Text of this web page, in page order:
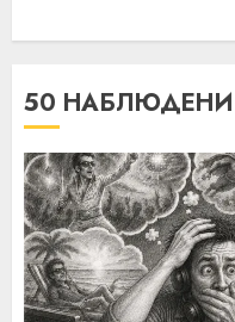
50